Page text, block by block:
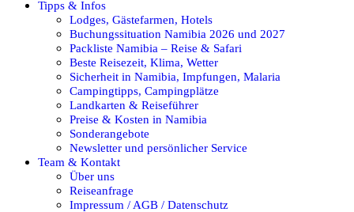
Tipps & Infos
Lodges, Gästefarmen, Hotels
Buchungssituation Namibia 2026 und 2027
Packliste Namibia – Reise & Safari
Beste Reisezeit, Klima, Wetter
Sicherheit in Namibia, Impfungen, Malaria
Campingtipps, Campingplätze
Landkarten & Reiseführer
Preise & Kosten in Namibia
Sonderangebote
Newsletter und persönlicher Service
Team & Kontakt
Über uns
Reiseanfrage
Impressum / AGB / Datenschutz